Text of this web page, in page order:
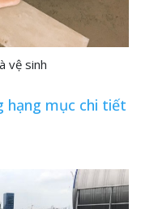
vệ sinh
hạng mục chi tiết